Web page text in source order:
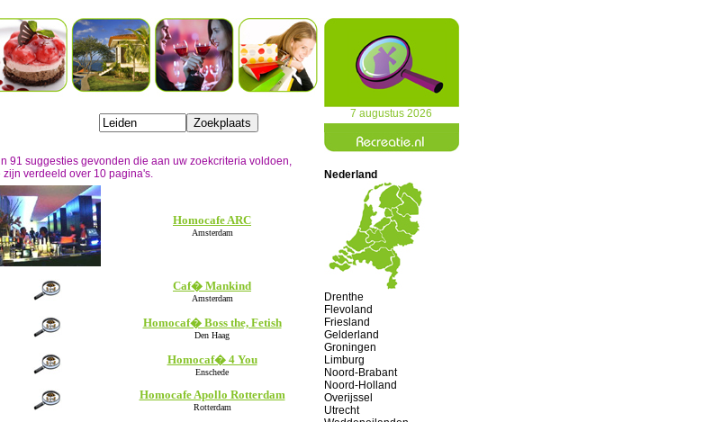
7 augustus 2026
91 suggesties gevonden die aan uw zoekcriteria voldoen,
zijn verdeeld over 10 pagina's.
Homocafe ARC
Amsterdam
Caf� Mankind
Amsterdam
Homocaf� Boss the, Fetish
Den Haag
Homocaf� 4 You
Enschede
Homocafe Apollo Rotterdam
Rotterdam
Nederland
Drenthe
Flevoland
Friesland
Gelderland
Groningen
Limburg
Noord-Brabant
Noord-Holland
Overijssel
Utrecht